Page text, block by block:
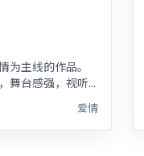
为主线的作品。
舞台感强，视听
绪主线。
爱情